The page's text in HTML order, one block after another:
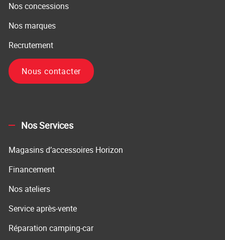
Nos concessions
Nos marques
Recrutement
Nous contacter
Nos Services
Magasins d’accessoires Horizon
Financement
Nos ateliers
Service après-vente
Réparation camping-car